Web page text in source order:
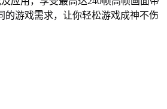
游戏需求，让你轻松游戏成神不伤